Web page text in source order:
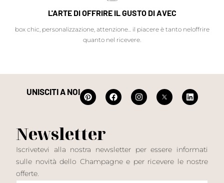
L'ARTE DI OFFRIRE IL GUSTO DI AVEC
box chic, personalizzazione, attenzione... il piacere è tanto neloffrire
quanto nel ricevere.
UNISCITI A NOI
Newsletter
Iscrivetevi alla nostra newsletter per essere informati
sulle novità dello Champagne e per ricevere le nostre
offerte.